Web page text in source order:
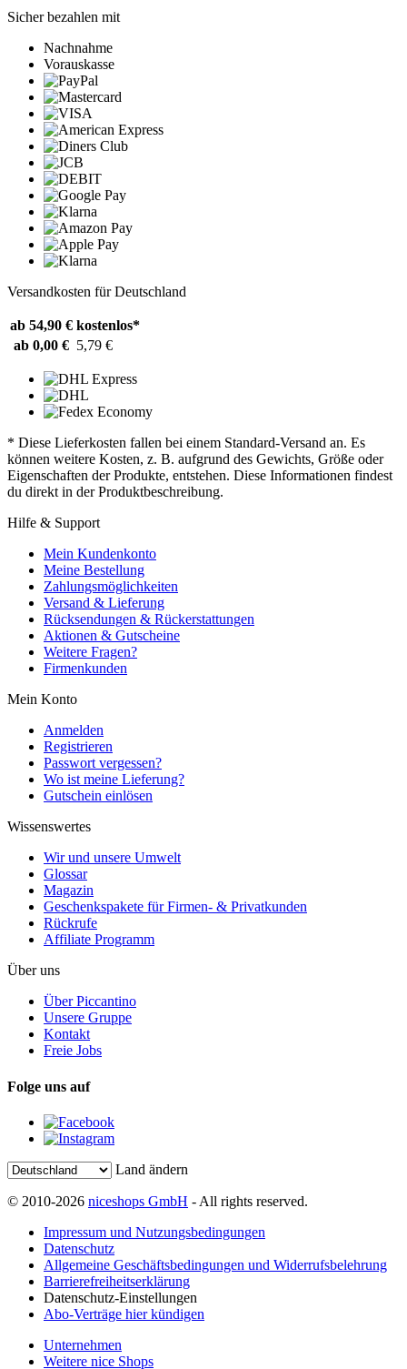
Sicher bezahlen mit
Nachnahme
Vorauskasse
Versandkosten für Deutschland
ab 54,90 € kostenlos*
ab 0,00 € 5,79 €
* Diese Lieferkosten fallen bei einem Standard-Versand an. Es
können weitere Kosten, z. B. aufgrund des Gewichts, Größe oder
Eigenschaften der Produkte, entstehen. Diese Informationen findest
du direkt in der Produktbeschreibung.
Hilfe & Support
Mein Kundenkonto
Meine Bestellung
Zahlungsmöglichkeiten
Versand & Lieferung
Rücksendungen & Rückerstattungen
Aktionen & Gutscheine
Weitere Fragen?
Firmenkunden
Mein Konto
Anmelden
Registrieren
Passwort vergessen?
Wo ist meine Lieferung?
Gutschein einlösen
Wissenswertes
Wir und unsere Umwelt
Glossar
Magazin
Geschenkspakete für Firmen- & Privatkunden
Rückrufe
Affiliate Programm
Über uns
Über Piccantino
Unsere Gruppe
Kontakt
Freie Jobs
Folge uns auf
Land ändern
© 2010-2026 niceshops GmbH - All rights reserved.
Impressum und Nutzungsbedingungen
Datenschutz
Allgemeine Geschäftsbedingungen und Widerrufsbelehrung
Barrierefreiheitserklärung
Datenschutz-Einstellungen
Abo-Verträge hier kündigen
Unternehmen
Weitere nice Shops